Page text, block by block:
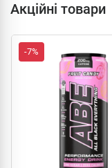
Акційні товари
-7%